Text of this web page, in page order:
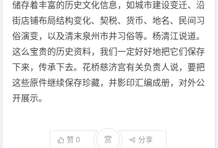
储存着丰富的历史文化信息，如城市建设变迁、沿
街店铺布局结构变化、契税、货币、地名、民间习
俗演变，以及清末泉州市井习俗等。杨清江说道。
这么宝贵的历史资料，我们一定好好地把它们保存
下来，传承下去。花桥慈济宫有关负责人说，要把
这些原件继续保存珍藏，并影印汇编成册，对外公
开展示。
赞0 赏 分享